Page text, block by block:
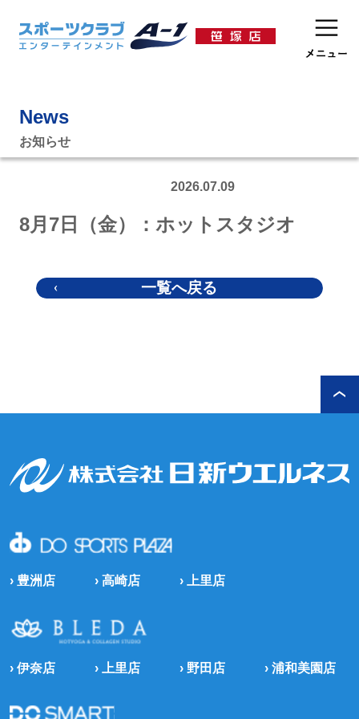
News
お知らせ
2026.07.09
8月7日（金）：ホットスタジオ
一覧へ戻る
› 豊洲店 › 高崎店 › 上里店
› 伊奈店 › 上里店 › 野田店 › 浦和美園店